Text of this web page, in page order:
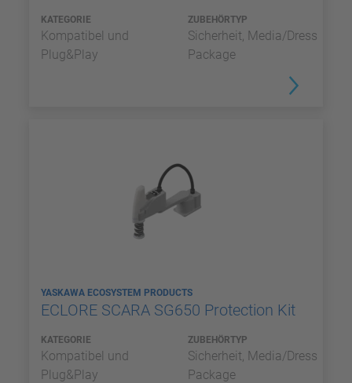
KATEGORIE
Kompatibel und
Plug&Play
ZUBEHÖRTYP
Sicherheit, Media/Dress
Package
YASKAWA ECOSYSTEM PRODUCTS
ECLORE SCARA SG650 Protection Kit
KATEGORIE
Kompatibel und
Plug&Play
ZUBEHÖRTYP
Sicherheit, Media/Dress
Package